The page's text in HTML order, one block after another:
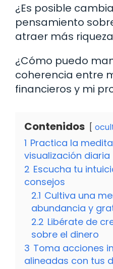
¿Es posible
pensamiento
atraer más
¿Cómo puedo
coherencia entre
financieros y mi
Contenidos
1 Practica la
visualización diaria
2 Escucha tu
consejos
2.1 Cultiva una
abundancia y
2.2 Libérate de
sobre el dinero
3 Toma acciones
alineadas con tus